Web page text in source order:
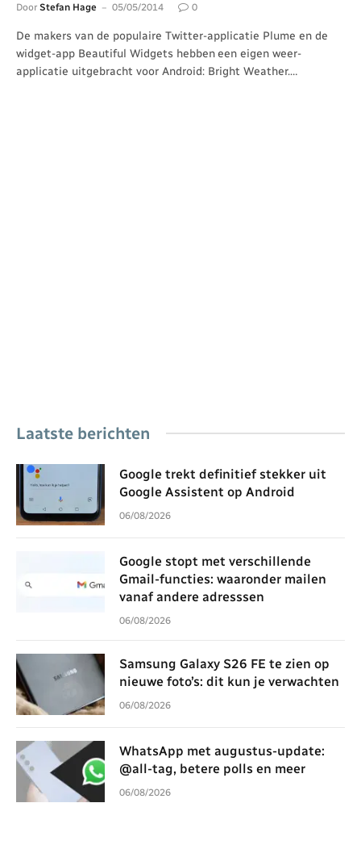
Door Stefan Hage 05/05/2014 0
De makers van de populaire Twitter-applicatie Plume en de
widget-app Beautiful Widgets hebben een eigen weer-
applicatie uitgebracht voor Android: Bright Weather.…
Laatste berichten
Google trekt definitief stekker uit
Google Assistent op Android
06/08/2026
Google stopt met verschillende
Gmail-functies: waaronder mailen
vanaf andere adresssen
06/08/2026
Samsung Galaxy S26 FE te zien op
nieuwe foto’s: dit kun je verwachten
06/08/2026
WhatsApp met augustus-update:
@all-tag, betere polls en meer
06/08/2026